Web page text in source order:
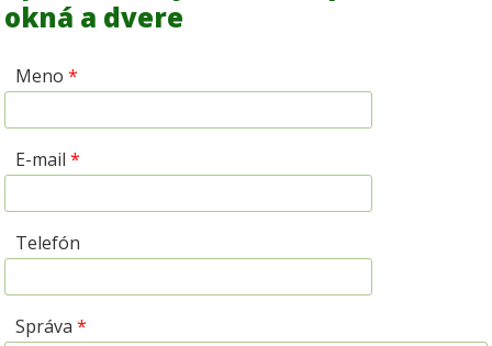
okná a dvere
Meno*
E-mail*
Telefón
Správa*